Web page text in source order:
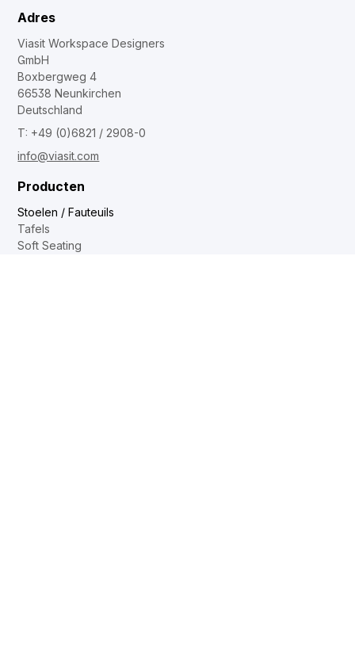
Adres
Viasit Workspace Designers
GmbH
Boxbergweg 4
66538 Neunkirchen
Deutschland
T: +49 (0)6821 / 2908-0
info@viasit.com
Producten
Stoelen / Fauteuils
Tafels
Soft Seating